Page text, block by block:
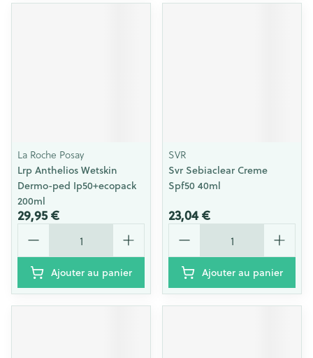
La Roche Posay
Lrp Anthelios Wetskin
Dermo-ped Ip50+ecopack
200ml
29,95 €
Quantité
Ajouter au panier
SVR
Svr Sebiaclear Creme
Spf50 40ml
23,04 €
Quantité
Ajouter au panier